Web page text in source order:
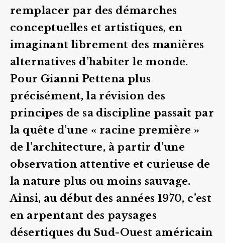
remplacer par des démarches
conceptuelles et artistiques, en
imaginant librement des manières
alternatives d’habiter le monde.
Pour Gianni Pettena plus
précisément, la révision des
principes de sa discipline passait par
la quête d’une « racine première »
de l’architecture, à partir d’une
observation attentive et curieuse de
la nature plus ou moins sauvage.
Ainsi, au début des années 1970, c’est
en arpentant des paysages
désertiques du Sud-Ouest américain